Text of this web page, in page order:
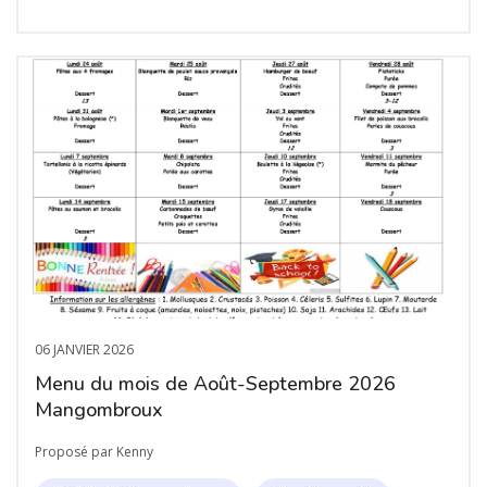
06 JANVIER 2026
Menu du mois de Août-Septembre 2026
Mangombroux
Proposé par Kenny